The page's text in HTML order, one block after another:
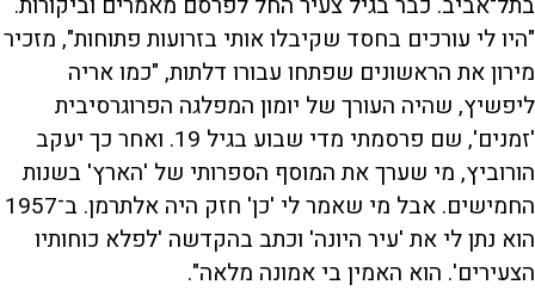
"היו לי עורכים בחסד שקיבלו אותי בזרועות פתוחות", מזכיר
מירון את הראשונים שפתחו עבורו דלתות, "כמו אריה
ליפשיץ, שהיה העורך של יומון המפלגה הפרוגרסיבית
'זמנים', שם פרסמתי מדי שבוע בגיל 19. ואחר כך יעקב
הורוביץ, מי שערך את המוסף הספרותי של 'הארץ' בשנות
החמישים. אבל מי שאמר לי 'כן' חזק היה אלתרמן. ב־1957
הוא נתן לי את 'עיר היונה' וכתב בהקדשה 'לפלא כוחותיו
הצעירים'. הוא האמין בי אמונה מלאה".